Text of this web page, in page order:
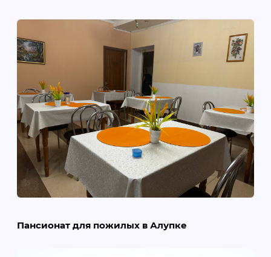
Пансионат для пожилых в Алупке